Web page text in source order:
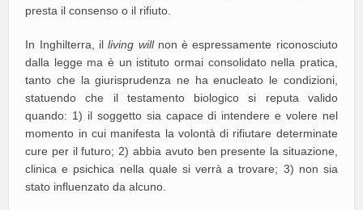
presta il consenso o il rifiuto.
In Inghilterra, illiving will non è espressamente riconosciuto
dalla legge ma è un istituto ormai consolidato nella pratica,
tanto che la giurisprudenza ne ha enucleato le condizioni,
statuendo che il testamento biologico si reputa valido
quando: 1) il soggetto sia capace di intendere e volere nel
momento in cui manifesta la volontà di rifiutare determinate
cure per il futuro; 2) abbia avuto ben presente la situazione,
clinica e psichica nella quale si verrà a trovare; 3) non sia
stato influenzato da alcuno.